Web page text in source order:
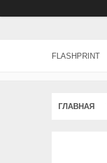
FLASHPRINT
ГЛАВНАЯ